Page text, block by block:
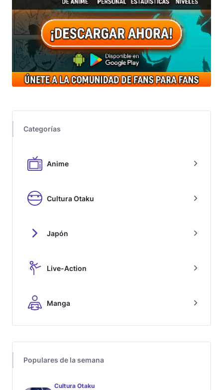
Categorías
Anime
Cultura Otaku
Japón
Live-Action
Manga
Populares de la semana
Cultura Otaku